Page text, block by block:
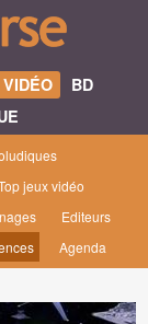
BD
jeux vidéo
Editeurs
Agenda